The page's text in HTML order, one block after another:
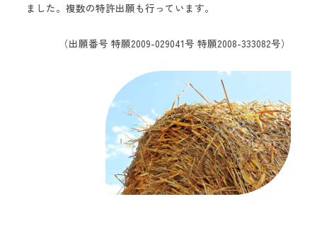
ました。複数の特許出願も行っています。
（出願番号 特願2009-029041号 特願2008-333082号）